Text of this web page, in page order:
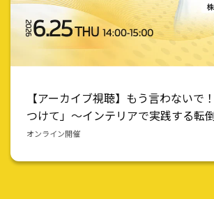
【アーカイブ視聴】もう言わないで
つけて」〜インテリアで実践する転
オンライン開催